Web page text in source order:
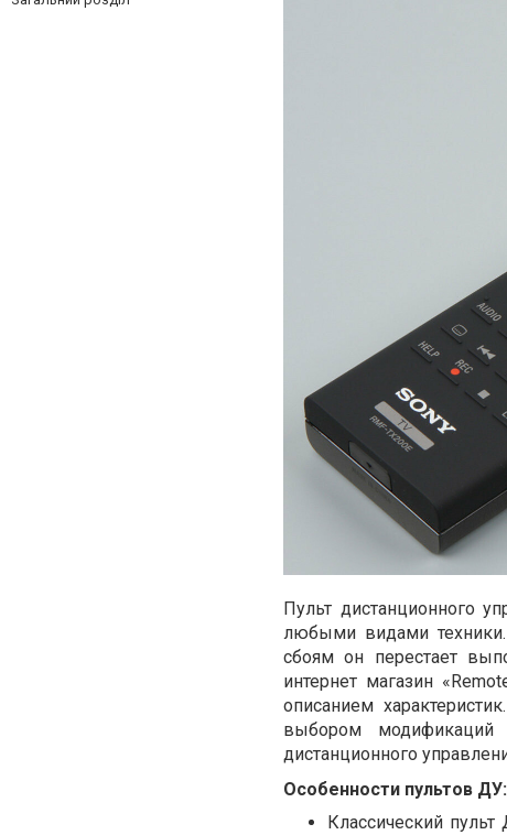
Пульт дистанционного
любыми видами техники.
сбоям он перестает
интернет магазин
описанием
выбором модификаций
дистанционного
Особенности пультов ДУ:
Классический